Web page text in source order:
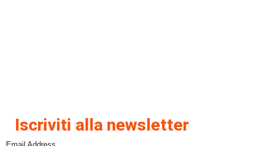
Iscriviti alla newsletter